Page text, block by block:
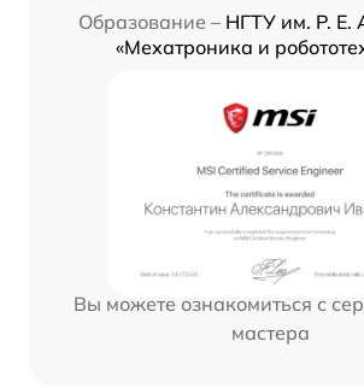
Образование – НГТУ им. Р. Е.
«Мехатроника и
Вы можете ознакомиться с
мастера